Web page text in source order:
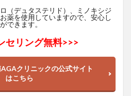
（デュタステリド）、ミノキシジ
薬を使用していますので、安心し
できます。
セリング無料>>>
クリニックの公式サイト
はこちら